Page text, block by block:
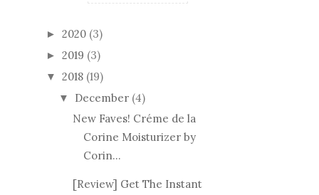
► 2020 (3)
► 2019 (3)
▼ 2018 (19)
▼ December (4)
New Faves! Créme de la
Corine Moisturizer by
Corin...
[Review] Get The Instant